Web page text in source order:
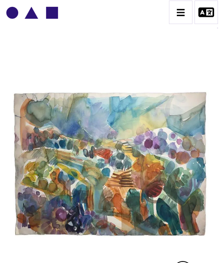
ADOLPHE DEVILLE
BIOGRAPHIE
CATALOGUE DES OEUVRES
CONTACT